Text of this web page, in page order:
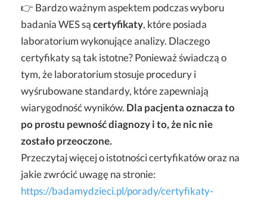
👉 Bardzo ważnym aspektem podczas wyboru
badania WES sącertyfikaty, które posiada
laboratorium wykonujące analizy. Dlaczego
certyfikaty są tak istotne? Ponieważ świadczą o
tym, że laboratorium stosuje procedury i
wyśrubowane standardy, które zapewniają
wiarygodność wyników. Dla pacjenta oznacza to
po prostu pewność diagnozy i to, że nic nie
zostało przeoczone.
Przeczytaj więcej o istotności certyfikatów oraz na
jakie zwrócić uwagę na stronie:
https://badamydzieci.pl/porady/certyfikaty-